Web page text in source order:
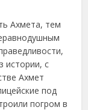
Ахмета, тем
истории, с
Ахмет
под
погром в